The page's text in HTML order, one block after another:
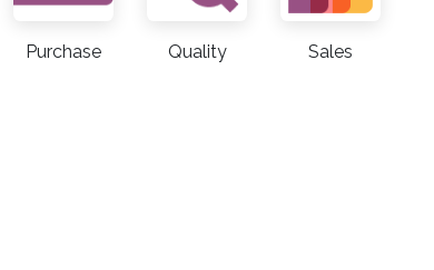
Purchase Quality Sales